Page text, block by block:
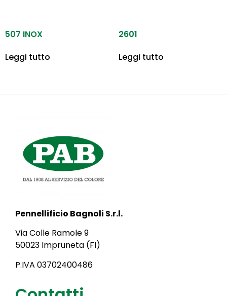
507 INOX
Leggi tutto
2601
Leggi tutto
Pennellificio Bagnoli S.r.l.
Via Colle Ramole 9
50023 Impruneta (FI)
P.IVA 03702400486